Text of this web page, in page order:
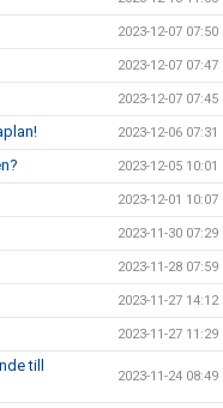
2023-12-07 07:50
2023-12-07 07:47
2023-12-07 07:45
2023-12-06 07:31
2023-12-05 10:01
2023-12-01 10:07
2023-11-30 07:29
2023-11-28 07:59
2023-11-27 14:12
2023-11-27 11:29
till
2023-11-24 08:49